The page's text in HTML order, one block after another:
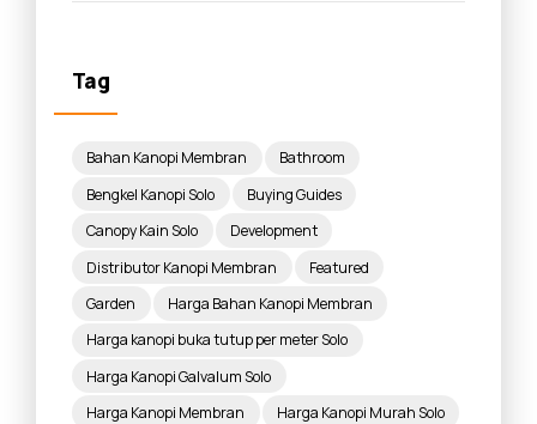
Tag
Bahan Kanopi Membran
Bathroom
Bengkel Kanopi Solo
Buying Guides
Canopy Kain Solo
Development
Distributor Kanopi Membran
Featured
Garden
Harga Bahan Kanopi Membran
Harga kanopi buka tutup per meter Solo
Harga Kanopi Galvalum Solo
Harga Kanopi Membran
Harga Kanopi Murah Solo